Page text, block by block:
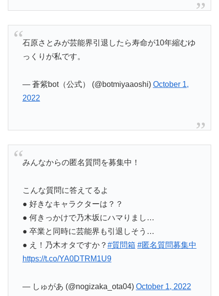
石原さとみが芸能界引退したら寿命が10年縮むゆ
っくりが私です。
— 蒼紫bot（公式） (@botmiyaaoshi) October 1,
2022
みんなからの匿名質問を募集中！
こんな質問に答えてるよ
● 好きなキャラクターは？？
● 何きっかけで乃木坂にハマりまし…
● 卒業と同時に芸能界も引退しそう…
● え！乃木オタですか？ #質問箱 #匿名質問募集中
https://t.co/YA0DTRM1U9
— しゅがあ (@nogizaka_ota04) October 1, 2022